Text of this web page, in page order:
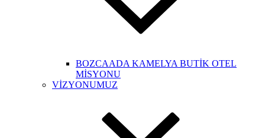
BOZCAADA KAMELYA BUTİK OTEL
MİSYONU
VİZYONUMUZ